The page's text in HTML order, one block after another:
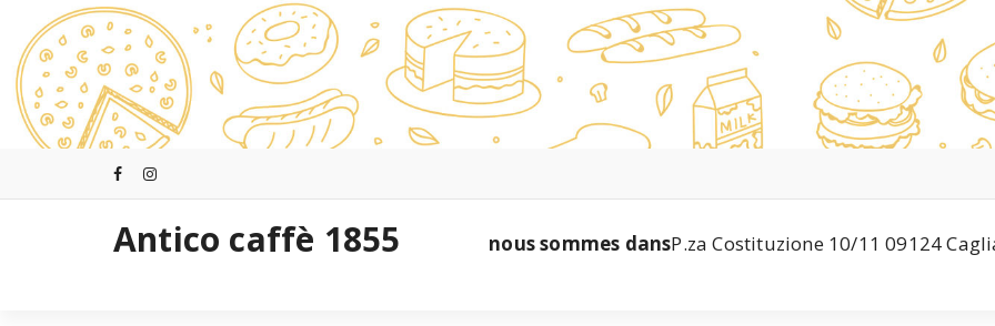
contenu
Antico caffè 1855 nous sommes dansP.za Costituzione 10/11 09124